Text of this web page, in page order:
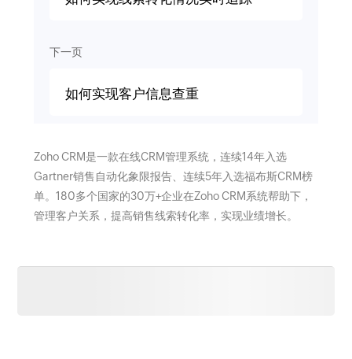
下一页
如何实现客户信息查重
Zoho CRM是一款在线CRM管理系统，连续14年入选
Gartner销售自动化象限报告、连续5年入选福布斯CRM榜
单。180多个国家的30万+企业在Zoho CRM系统帮助下，
管理客户关系，提高销售线索转化率，实现业绩增长。